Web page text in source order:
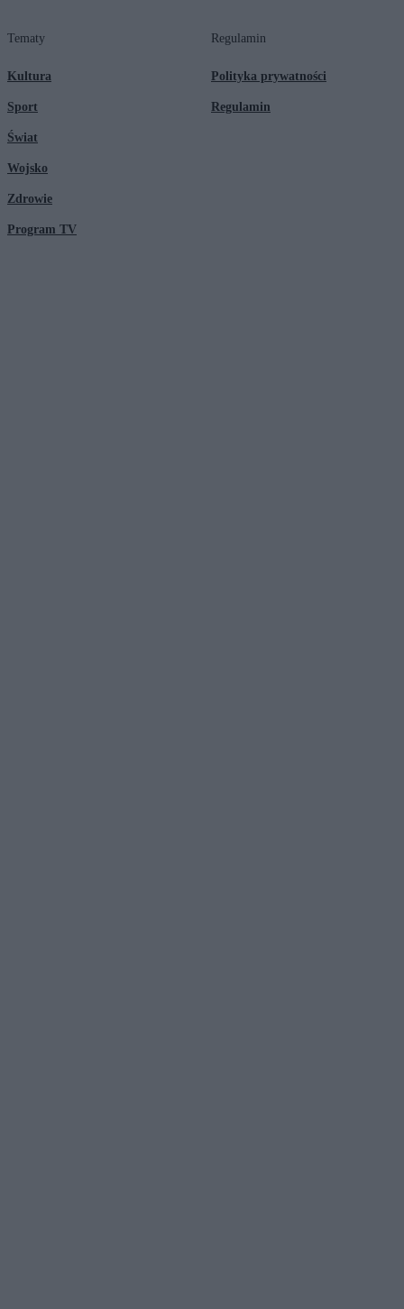
Tematy
Kultura
Sport
Świat
Wojsko
Zdrowie
Program TV
Regulamin
Polityka prywatności
Regulamin